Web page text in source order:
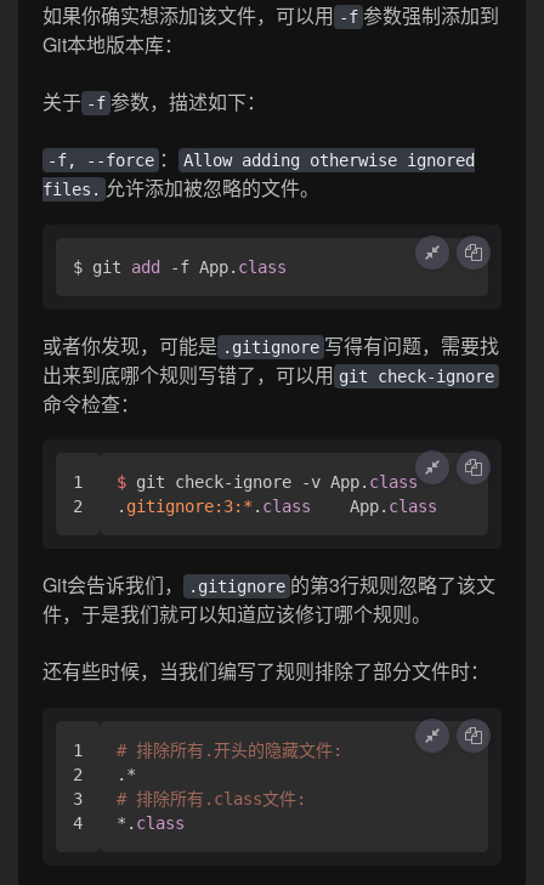
如果你确实想添加该文件，可以用 -f 参数强制添加到
Git本地版本库：
关于 -f 参数，描述如下：
-f, --force ：
Allow adding otherwise ignored
files. 允许添加被忽略的文件。
$ git add -f App. class
或者你发现，可能是 .gitignore 写得有问题，需要找
出来到底哪个规则写错了，可以用 git check-ignore
命令检查：
1
$ git check-ignore -v App. class
. gitignore: 3:* . class
	App.
class
Git会告诉我们， .gitignore 的第3行规则忽略了该文
件，于是我们就可以知道应该修订哪个规则。
还有些时候，当我们编写了规则排除了部分文件时：
1
2
3
# 排除所有.开头的隐藏文件:
# 排除所有.class文件:
*. class